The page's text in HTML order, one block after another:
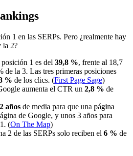
1 en las SERPs. Pero ¿realmente hay
la 2?
1 es del 39,8 %, frente al 18,7
de la 3. Las tres primeras posiciones
% de los clics. (First Page Sage)
aumenta el CTR un 2,8 % de
años de media para que una página
de Google, y unos 3 años para
(On The Map)
2 de las SERPs solo reciben el 6 % de